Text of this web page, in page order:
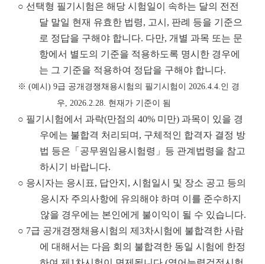
○ 선택형 필기시험은 해당 시험일이 속하는 달의 전전
달 말일 현재 유효한 법령, 고시, 판례 등을 기준으
로 정답을 구해야 합니다. 다만, 개별 과목 또는 문
항에서 별도의 기준을 적용하도록 명시한 경우에
는 그 기준을 적용하여 정답을 구해야 합니다.
※ (예시) 9급 공개경쟁채용시험의 필기시험이 2026.4.4. 인 경
우 , 2026.2.28. 현재가 기준이 됨
○ 필기시험에서 과락(만점의 40% 미만) 과목이 있을 경
우에는 불합격 처리되며, 구체적인 합격자 결정 방
법 등은「공무원임용시험령」등 관계법령을 참고
하시기 바랍니다.
○ 응시자는 응시표, 답안지, 시험일시 및 장소 공고 등의
응시자 주의사항에 유의해야 하며 이를 준수하지
않을 경우에는 본인에게 불이익이 될 수 있습니다.
○ 7급 공개경쟁채용시험의 제3차시험에 불합격한 사람
에 대해서는 다음 회의 불합격한 동일 시험에 한정